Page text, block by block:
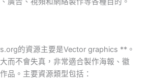
的資源主要是Vector graphics **。
而不會失真，非常適合製作海報、徽
品。主要資源類型包括：